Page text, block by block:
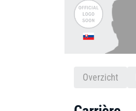
Overzicht